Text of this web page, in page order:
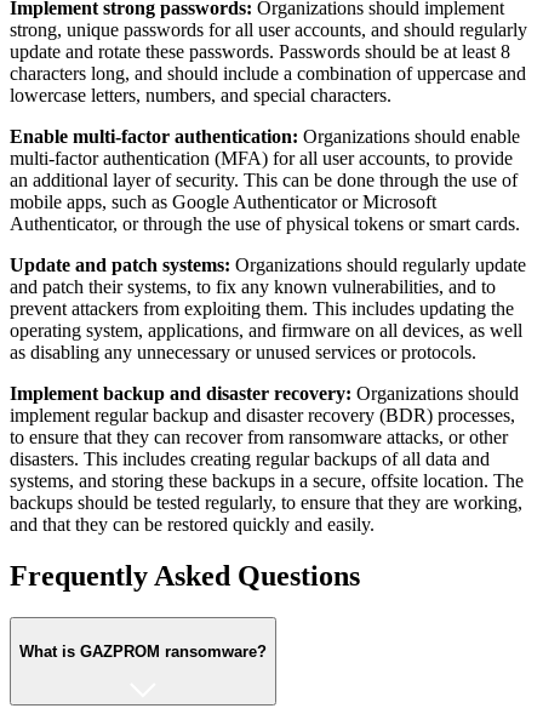
Implement strong passwords: Organizations should implement
strong, unique passwords for all user accounts, and should regularly
update and rotate these passwords. Passwords should be at least 8
characters long, and should include a combination of uppercase and
lowercase letters, numbers, and special characters.
Enable multi-factor authentication: Organizations should enable
multi-factor authentication (MFA) for all user accounts, to provide
an additional layer of security. This can be done through the use of
mobile apps, such as Google Authenticator or Microsoft
Authenticator, or through the use of physical tokens or smart cards.
Update and patch systems: Organizations should regularly update
and patch their systems, to fix any known vulnerabilities, and to
prevent attackers from exploiting them. This includes updating the
operating system, applications, and firmware on all devices, as well
as disabling any unnecessary or unused services or protocols.
Implement backup and disaster recovery: Organizations should
implement regular backup and disaster recovery (BDR) processes,
to ensure that they can recover from ransomware attacks, or other
disasters. This includes creating regular backups of all data and
systems, and storing these backups in a secure, offsite location. The
backups should be tested regularly, to ensure that they are working,
and that they can be restored quickly and easily.
Frequently Asked Questions
What is GAZPROM ransomware?